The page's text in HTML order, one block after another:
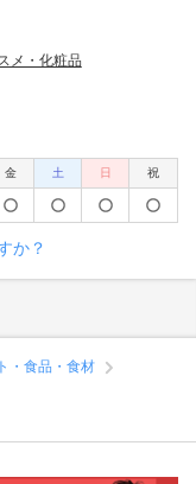
メ・化粧品
金 土 日 祝
か？
・食品・食材